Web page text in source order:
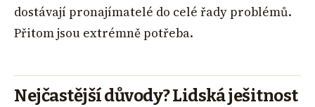
dostávají pronajímatelé do celé řady problémů.
Přitom jsou extrémně potřeba.
Nejčastější důvody? Lidská ješitnost